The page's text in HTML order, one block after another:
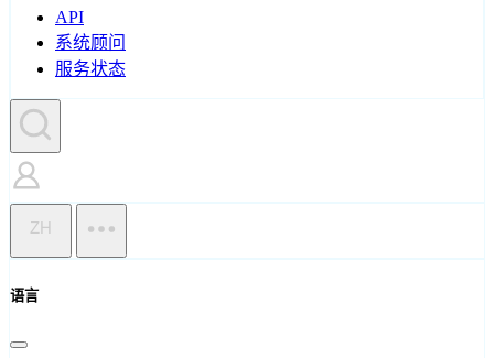
API
系统顾问
服务状态
ZH
语言